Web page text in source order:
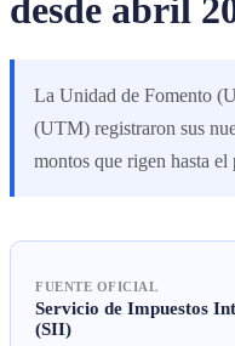
desde abril
La Unidad de Fomento
(UTM) registraron sus
montos que rigen hasta
FUENTE OFICIAL
Servicio de Impuestos
(SII)